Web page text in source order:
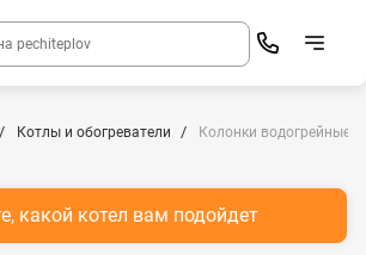
Котлы и обогреватели Колонки водогрейные
какой котел вам подойдет